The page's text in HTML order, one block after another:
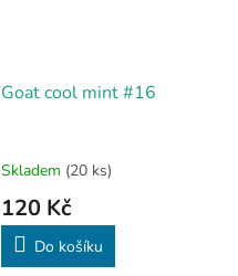
Goat cool mint #16
Skladem (20 ks)
120 Kč
Do košíku